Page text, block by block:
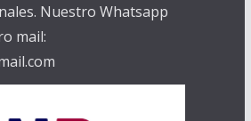
Nuestro Whatsapp
mail: